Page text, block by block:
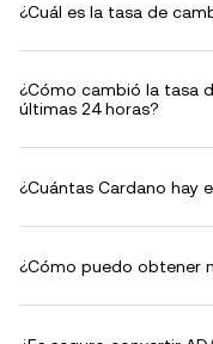
¿Cuál es la tasa de
¿Cómo cambió la tasa
últimas 24 horas?
¿Cuántas Cardano hay
¿Cómo puedo obtener